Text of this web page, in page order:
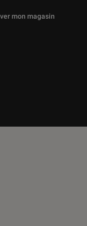
être proposées
mon magasin